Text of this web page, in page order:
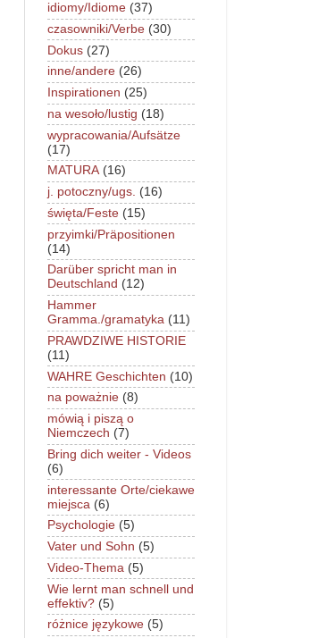
idiomy/Idiome (37)
czasowniki/Verbe (30)
Dokus (27)
inne/andere (26)
Inspirationen (25)
na wesoło/lustig (18)
wypracowania/Aufsätze
(17)
MATURA (16)
j. potoczny/ugs. (16)
święta/Feste (15)
przyimki/Präpositionen
(14)
Darüber spricht man in
Deutschland (12)
Hammer
Gramma./gramatyka (11)
PRAWDZIWE HISTORIE
(11)
WAHRE Geschichten (10)
na poważnie (8)
mówią i piszą o
Niemczech (7)
Bring dich weiter - Videos
(6)
interessante Orte/ciekawe
miejsca (6)
Psychologie (5)
Vater und Sohn (5)
Video-Thema (5)
Wie lernt man schnell und
effektiv? (5)
różnice językowe (5)